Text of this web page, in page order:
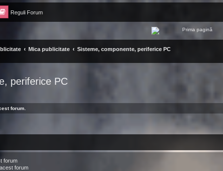
Reguli Forum
Mica publicitate Sisteme, componente, periferice PC
periferice PC
forum.
forum
forum